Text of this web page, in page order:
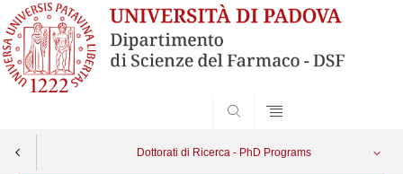
Dottorati di Ricerca - PhD Programs